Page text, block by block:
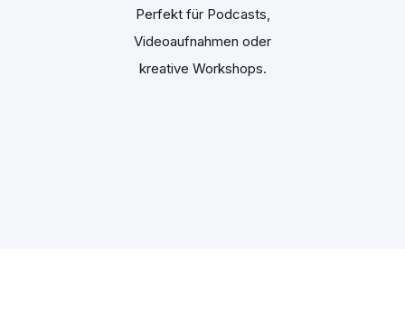
Perfekt für Podcasts,
Videoaufnahmen oder
kreative Workshops.